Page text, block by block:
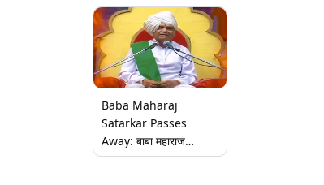
Baba Maharaj
Satarkar Passes
Away: बाबा महाराज
सातारकर यांचे निधन, वयाच्या